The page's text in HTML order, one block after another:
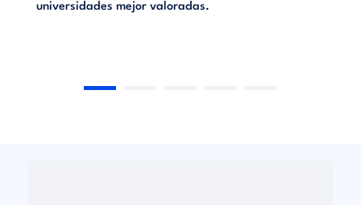
universidades mejor valoradas.